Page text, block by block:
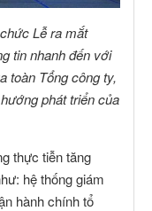
Lễ ra mắt
tin nhanh đến với
toàn Tổng công ty,
phát triển của
thực tiễn tăng
hệ thống giám
hành chính tổ